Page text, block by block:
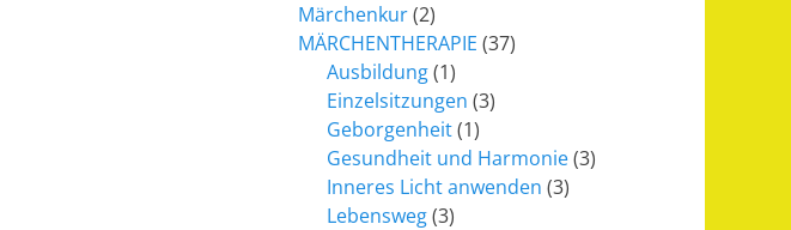
Märchenkur(2)
MÄRCHENTHERAPIE (37)
Ausbildung(1)
Einzelsitzungen (3)
Geborgenheit(1)
Gesundheit und Harmonie(3)
Inneres Licht anwenden (3)
Lebensweg(3)